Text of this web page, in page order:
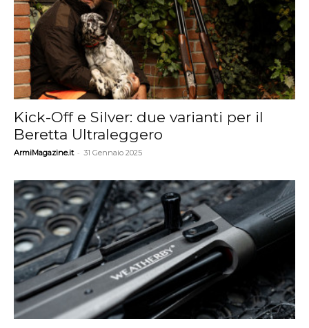
Kick-Off e Silver: due varianti per il
Beretta Ultraleggero
ArmiMagazine.it - 31 Gennaio 2025